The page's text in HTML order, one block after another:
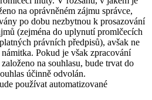
na oprávněném zájmu správce,
po dobu nezbytnou k prosazování
(zejména do uplynutí promlčecích
právních předpisů), avšak ne
Pokud je však zpracování
na souhlasu, bude trvat do
účinně odvolán.
používat automatizované